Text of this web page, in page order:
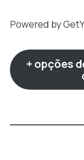
Powered by
+ opções